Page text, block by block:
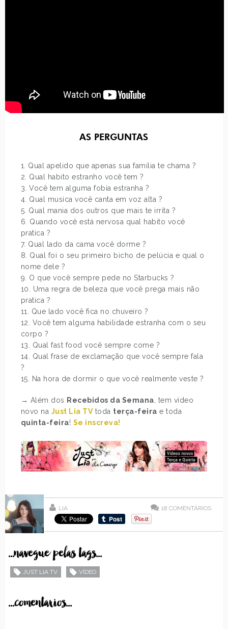
AS PERGUNTAS
1. Qual apelido que apenas sua família te chama ?
2. Qual habito estranho você tem ?
3. Você tem alguma fobia estranha ?
4. Qual musica você canta em voz alta ?
5. Qual mania dos outros que mais te irrita ?
6. Quando você está nervosa qual habito você
pratica ?
7. Qual lado da cama você dorme ?
8. Qual foi o seu primeiro bicho de pelúcia e qual o
nome dele ?
9. O que você sempre pede no Starbucks ?
10. Uma regra de beleza que você prega mais não
pratica ?
11. Que lado você fica no chuveiro ?
12. Você tem alguma habilidade estranha com o seu
corpo ?
13. Qual fast food você sempre come ?
14. Qual frase de exclamação que você sempre fala
?
15. Na hora de dormir o que você realmente veste ?
→ Além dos Recebidos da Semana , tem vídeo
novo na Just Lia TVtoda terça-feira e toda
quinta-feira! Se inscreva!
LIA 18 COMENTÁRIOS
...navegue pelas tags...
JUST LIA TV VÍDEO
...comentarios...